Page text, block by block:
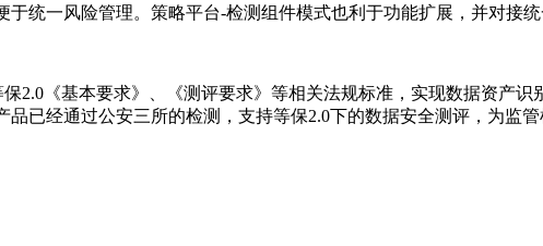
统一风险管理。策略平台-检测组件模式也利于功能扩展，并对接统
2.0《基本要求》、《测评要求》等相关法规标准，实现数据资产
已经通过公安三所的检测，支持等保2.0下的数据安全测评，为监